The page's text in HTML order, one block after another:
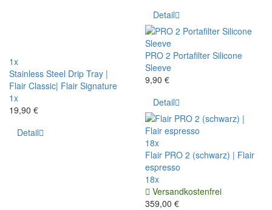
1x
Stainless Steel Drip Tray |
Flair Classic| Flair Signature
1x
19,90 €
Detail
Detail
PRO 2 Portafilter Silicone
Sleeve
9,90 €
Detail
18x
Flair PRO 2 (schwarz) | Flair
espresso
18x
Versandkostenfrei
359,00 €